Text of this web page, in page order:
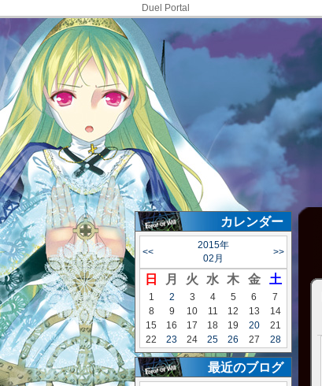
Duel Portal
カレンダー
<<
2015年
02月
>>
日 月 火 水 木 金 土
1 2 3 4 5 6
7
8
9 10 11 12 13
14
15
16 17 18 19 20
21
22
23 24 25 26 27 28
最近のブログ